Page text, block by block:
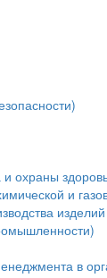
охраны
и
в